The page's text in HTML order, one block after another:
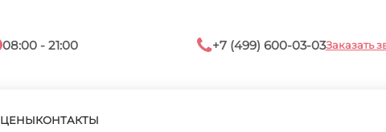
08:00 - 21:00 +7 (499) 600-03-03Заказать
ЦЕНЫКОНТАКТЫ